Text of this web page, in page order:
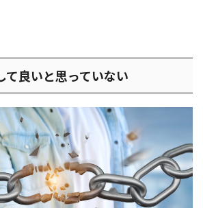
良いと思っていない